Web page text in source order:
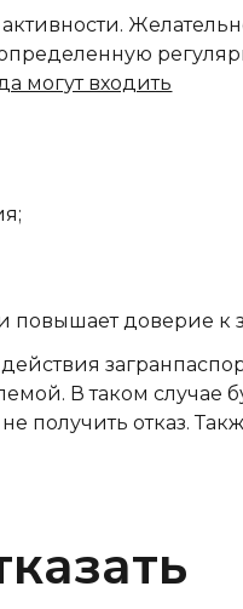
могут входить
повышает доверие к
В таком случае
получить отказ.